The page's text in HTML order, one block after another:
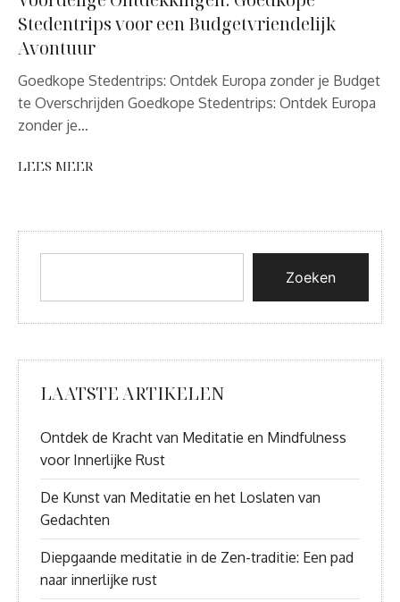
Stedentrips voor een Budgetvriendelijk
Avontuur
Goedkope Stedentrips: Ontdek Europa zonder je Budget
te Overschrijden Goedkope Stedentrips: Ontdek Europa
zonder je…
LEES MEER
Zoeken
LAATSTE ARTIKELEN
Ontdek de Kracht van Meditatie en Mindfulness
voor Innerlijke Rust
De Kunst van Meditatie en het Loslaten van
Gedachten
Diepgaande meditatie in de Zen-traditie: Een pad
naar innerlijke rust